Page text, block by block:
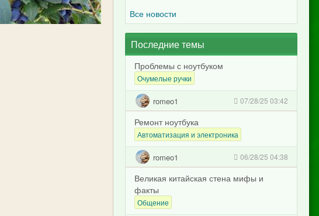
Все новости
Последние темы
Проблемы с ноутбуком
Очумелые ручки
romeo1 07/28/25 03:42
Ремонт ноутбука
Автоматизация и электроника
romeo1 06/28/25 04:38
Великая китайская стена мифы и
факты
Общение